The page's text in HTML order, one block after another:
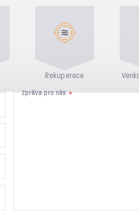
Rekuperace
Zpráva pro nás*